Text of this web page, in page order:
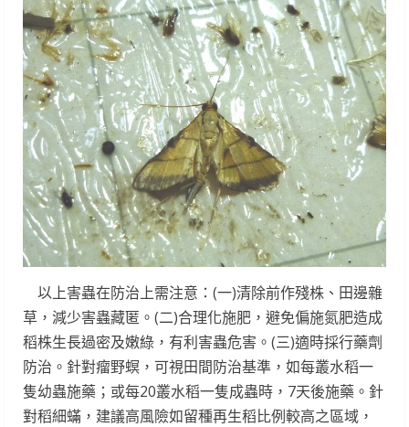
以上害蟲在防治上需注意：(一)清除前作殘株、田邊雜
草，減少害蟲藏匿。(二)合理化施肥，避免偏施氮肥造成
稻株生長過密及嫩綠，有利害蟲危害。(三)適時採行藥劑
防治。針對瘤野螟，可視田間防治基準，如每叢水稻一
隻幼蟲施藥；或每20叢水稻一隻成蟲時，7天後施藥。針
對稻細蟎，建議高風險如留種再生稻比例較高之區域，